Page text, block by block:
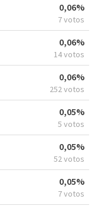
0,06%
7 votos
0,06%
14 votos
0,06%
252 votos
0,05%
5 votos
0,05%
52 votos
0,05%
7 votos